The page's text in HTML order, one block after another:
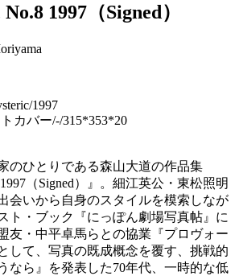
1997（Signed）
1997
カバー/-/315*353*20
のひとりである森山大道の作品集
1997（Signed）』。細江英公・東松照明
会いから自身のスタイルを模索しなが
ト・ブック『にっぽん劇場写真帖』に
友・中平卓馬らとの協業『プロヴォー
して、写真の既成概念を覆す、挑戦的
なら』を発表した70年代、一時的な低